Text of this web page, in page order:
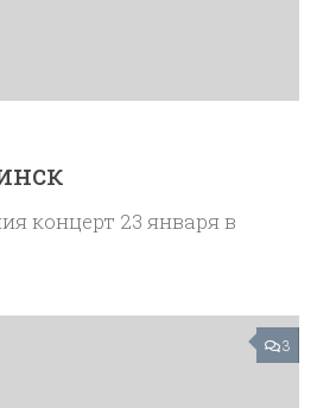
концерт 23 января в
3